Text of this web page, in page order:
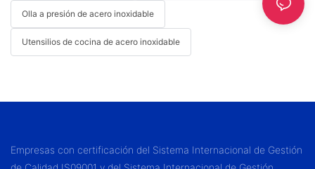
Olla a presión de acero inoxidable
Utensilios de cocina de acero inoxidable
Empresas con certificación del Sistema Internacional de Gestión